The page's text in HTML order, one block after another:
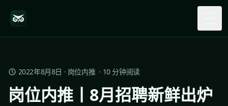
2022年8月8日 · 岗位内推 · 10分钟阅读
岗位内推丨8月招聘新鲜出炉